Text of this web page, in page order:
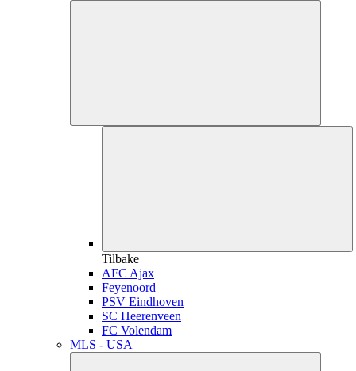
Tilbake
AFC Ajax
Feyenoord
PSV Eindhoven
SC Heerenveen
FC Volendam
MLS - USA